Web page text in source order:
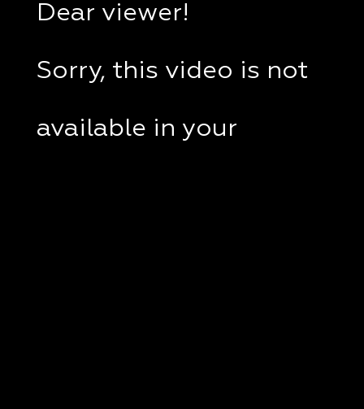
Dear viewer!
Sorry, this video is not
available in your